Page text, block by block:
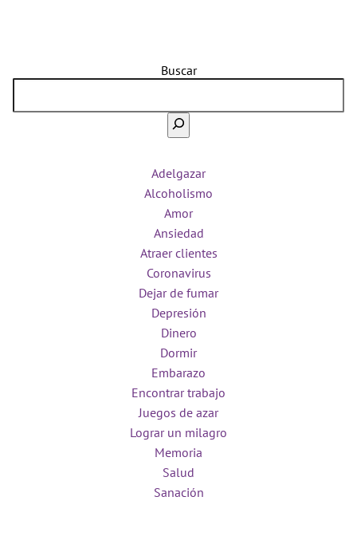
Buscar
Adelgazar
Alcoholismo
Amor
Ansiedad
Atraer clientes
Coronavirus
Dejar de fumar
Depresión
Dinero
Dormir
Embarazo
Encontrar trabajo
Juegos de azar
Lograr un milagro
Memoria
Salud
Sanación